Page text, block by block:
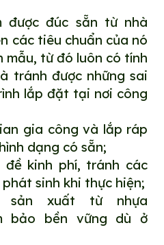
được đúc sẵn từ nhà
các tiêu chuẩn của nó
mẫu, từ đó luôn có tính
tránh được những sai
lắp đặt tại nơi công
gia công và lắp ráp
dạng có sẵn;
đề kinh phí, tránh các
sinh khi thực hiện;
sản xuất từ nhựa
bảo bền vững dù ở